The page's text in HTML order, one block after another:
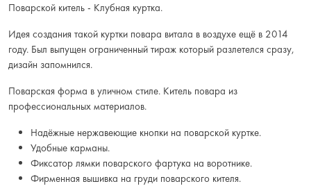
Поварской китель - Клубная куртка.
Идея создания такой куртки повара витала в воздухе ещё в 2014
году. Был выпущен ограниченный тираж который разлетелся сразу,
дизайн запомнился.
Поварская форма в уличном стиле. Китель повара из
профессиональных материалов.
Надёжные нержавеющие кнопки на поварской куртке.
Удобные карманы.
Фиксатор лямки поварского фартука на воротнике.
Фирменная вышивка на груди поварского кителя.